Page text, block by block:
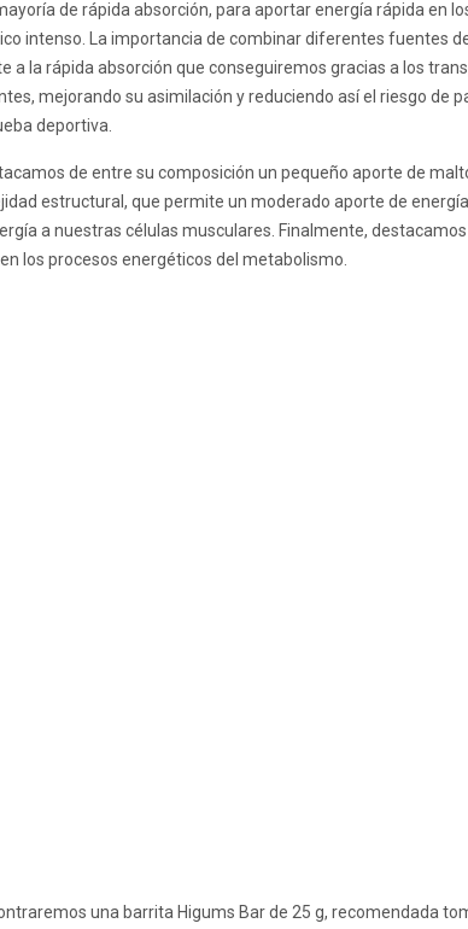
de rápida absorción, para aportar energía rápida en
intenso. La importancia de combinar diferentes fuentes
a la rápida absorción que conseguiremos gracias a los
mejorando su asimilación y reduciendo así el riesgo de
deportiva.
de entre su composición un pequeño aporte de
estructural, que permite un moderado aporte de
a nuestras células musculares. Finalmente,
los procesos energéticos del metabolismo.
una barrita Higums Bar de 25 g, recomendada